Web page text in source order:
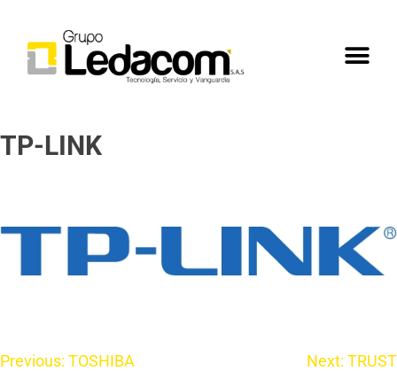
TP-LINK
Previous: TOSHIBA Next: TRUST